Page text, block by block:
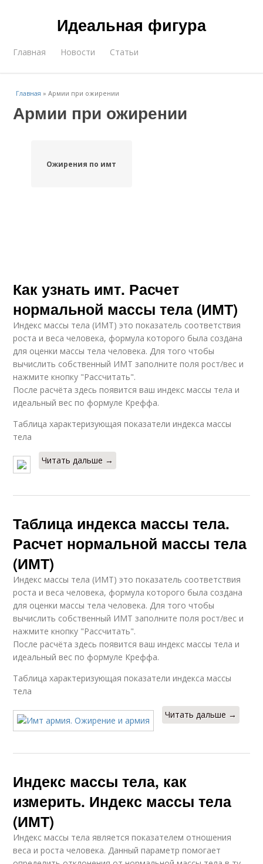
Идеальная фигура
Главная Новости Статьи
Главная »Армии при ожирении
Армии при ожирении
Ожирения по имт
Как узнать имт. Расчет
нормальной массы тела (ИМТ)
Индекс массы тела (ИМТ) это показатель соответствия
роста и веса человека, формула которого была создана
для оценки массы тела человека. Для того чтобы
вычислить собственный ИМТ заполните поля рост/вес и
нажмите кнопку "Рассчитать".
После расчёта здесь появится ваш индекс массы тела и
идеальный вес по формуле Креффа.
Таблица характеризующая показатели индекса массы
тела
Читать дальше →
Таблица индекса массы тела.
Расчет нормальной массы тела
(ИМТ)
Индекс массы тела (ИМТ) это показатель соответствия
роста и веса человека, формула которого была создана
для оценки массы тела человека. Для того чтобы
вычислить собственный ИМТ заполните поля рост/вес и
нажмите кнопку "Рассчитать".
После расчёта здесь появится ваш индекс массы тела и
идеальный вес по формуле Креффа.
Таблица характеризующая показатели индекса массы
тела
Читать дальше →
Индекс массы тела, как
измерить. Индекс массы тела
(ИМТ)
Индекс массы тела является показателем отношения
веса и роста человека. Данный параметр помогает